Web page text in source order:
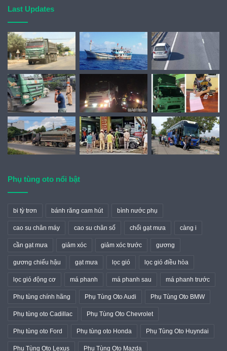
Last Updates
Phụ tùng oto nổi bật
bi tỳ trơn bánh răng cam hút bình nước phụ
cao su chân máy cao su chân số chổi gạt mưa càng i
cần gạt mưa giảm xóc giảm xóc trước gương
gương chiếu hậu gạt mưa lọc gió lọc gió điều hòa
lọc gió động cơ má phanh má phanh sau má phanh trước
Phụ tùng chính hãng Phụ Tùng Oto Audi Phụ Tùng Oto BMW
Phụ tùng oto Cadillac Phụ Tùng Oto Chevrolet
Phụ tùng oto Ford Phụ tùng oto Honda Phụ Tùng Oto Huyndai
Phụ Tùng Oto Lexus Phụ Tùng Oto Mazda